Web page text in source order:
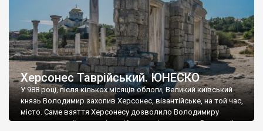
Херсонес Таврійський. ЮНЕСКО
У 988 році, після кількох місяців облоги, Великий київський
князь Володимир захопив Херсонес, візантійське, на той час,
місто. Саме взяття Херсонесу дозволило Володимиру
диктувати свої умови візантійському імператору Василю ІІ, та